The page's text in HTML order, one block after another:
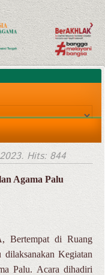
. Hits: 844
Agama Palu
Bertempat di Ruang
dilaksanakan Kegiatan
Palu. Acara dihadiri